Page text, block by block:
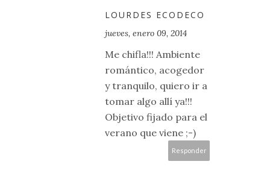
LOURDES ECODECO
jueves, enero 09, 2014
Me chifla!!! Ambiente
romántico, acogedor
y tranquilo, quiero ir a
tomar algo allí ya!!!
Objetivo fijado para el
verano que viene ;-)
Responder